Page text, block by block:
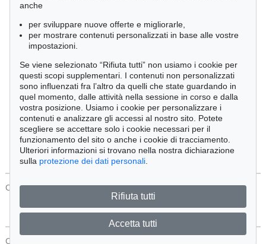
Ordine:
Tutti gli oggetti
Solo offerte attuali
Solo oggetti venduti
Cerca
CONTATTI Protezione Dei Dati
CONTATTI
anche
per sviluppare nuove offerte e migliorarle,
per mostrare contenuti personalizzati in base alle vostre
impostazioni.
Se viene selezionato “Rifiuta tutti” non usiamo i cookie per
questi scopi supplementari. I contenuti non personalizzati
sono influenzati fra l’altro da quelli che state guardando in
quel momento, dalle attività nella sessione in corso e dalla
vostra posizione. Usiamo i cookie per personalizzare i
contenuti e analizzare gli accessi al nostro sito. Potete
scegliere se accettare solo i cookie necessari per il
funzionamento del sito o anche i cookie di tracciamento.
Ulteriori informazioni si trovano nella nostra dichiarazione
sulla protezione dei dati personali
Rifiuta tutti
Accetta tutti